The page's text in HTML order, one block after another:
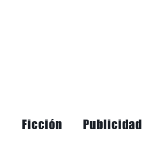
Ficción Publicidad